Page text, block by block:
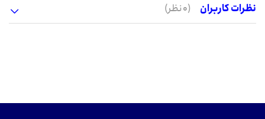
نظرات کاربران
(0 نظر)